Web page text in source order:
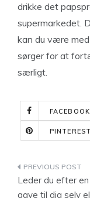
drikke det
supermarkedet.
kan du være
sørger for at
særligt.
FACEBOOK
PINTEREST
Leder du efter
gave til dig selv